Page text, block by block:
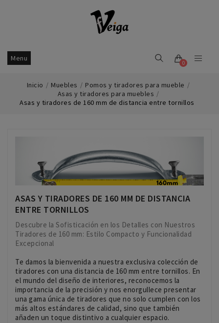
Menu
0
Inicio Muebles
Pomos y tiradores para mueble
Asas y tiradores para muebles
Asas y tiradores de 160 mm de distancia entre tornillos
ASAS Y TIRADORES DE 160 MM DE DISTANCIA
ENTRE TORNILLOS
Descubre la Sofisticación en los Detalles con Nuestros
Tiradores de 160 mm: Estilo Compacto y Funcionalidad
Excepcional
Te damos la bienvenida a nuestra exclusiva colección de
tiradores con una distancia de 160 mm entre tornillos. En
el mundo del diseño de interiores, reconocemos la
importancia de la precisión y nos enorgullece presentar
una gama única de tiradores que no solo cumplen con los
más altos estándares de calidad, sino que también
añaden un toque distintivo a cualquier espacio.